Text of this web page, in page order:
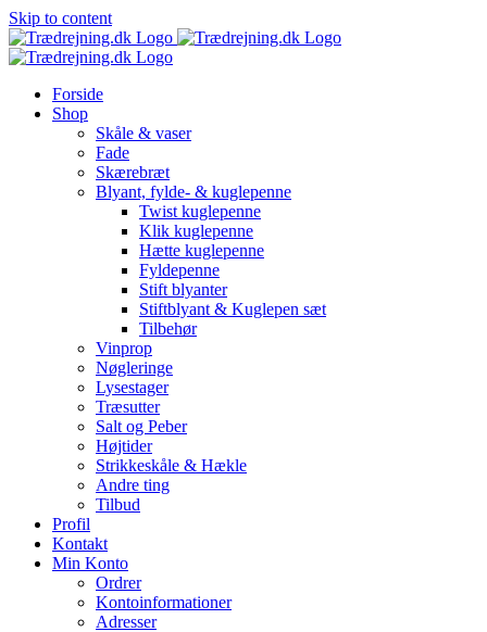
Skip to content
Forside
Shop
Skåle & vaser
Fade
Skærebræt
Blyant, fylde- & kuglepenne
Twist kuglepenne
Klik kuglepenne
Hætte kuglepenne
Fyldepenne
Stift blyanter
Stiftblyant & Kuglepen sæt
Tilbehør
Vinprop
Nøgleringe
Lysestager
Træsutter
Salt og Peber
Højtider
Strikkeskåle & Hækle
Andre ting
Tilbud
Profil
Kontakt
Min Konto
Ordrer
Kontoinformationer
Adresser